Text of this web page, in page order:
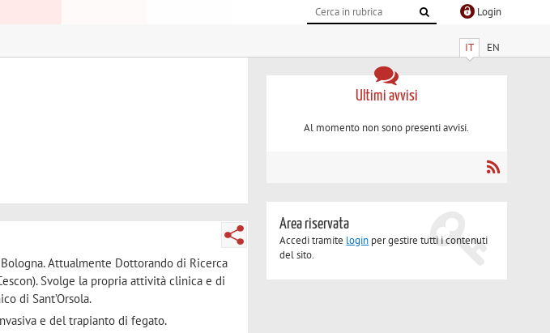
Login
IT EN
Attualmente Dottorando di Ricerca
Svolge la propria attività clinica e di
di Sant’Orsola.
e del trapianto di fegato.
Ultimi avvisi
Al momento non sono presenti avvisi.
Area riservata
Accedi tramite login per gestire tutti i contenuti
del sito.